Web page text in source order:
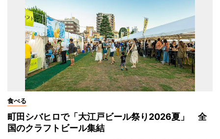
食べる
町田シバヒロで「大江戸ビール祭り2026夏」 全
国のクラフトビール集結